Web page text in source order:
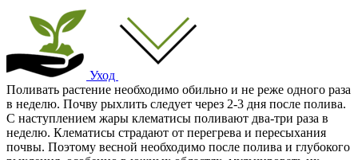
Уход
Поливать растение необходимо обильно и не реже одного раза
в неделю. Почву рыхлить следует через 2-3 дня после полива.
С наступлением жары клематисы поливают два-три раза в
неделю. Клематисы страдают от перегрева и пересыхания
почвы. Поэтому весной необходимо после полива и глубокого